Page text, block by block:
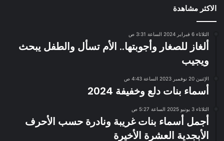
الاكثر مشاهدة
الثلاثاء 6 فبراير 2024 الساعة 3:31 ص
ألغاز للصغار وأجوبتها.. الأم تسأل والطفل يبحث
ويجيب
الإثنين 20 نوفمبر 2023 الساعة 4:43 ص
أسماء بنات دلع وخفيفة 2024
الثلاثاء 3 يونيو 2025 الساعة 5:27 ص
أجمل أسماء بنات غريبة ونادرة حسب الأحرف
الأبجدية العشرة الأخيرة